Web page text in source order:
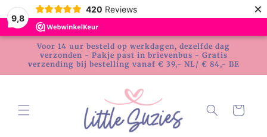
9,8
420 Reviews ×
naar de
content
Voor 14 uur besteld op werkdagen, dezelfde dag
verzonden - Pakje past in brievenbus - Gratis
verzending bij bestelling vanaf € 39,- NL/ € 84,- BE
Winkelwagen